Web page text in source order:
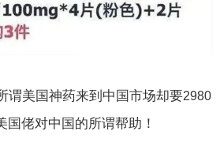
谓美国神药来到中国市场却要2980
国佬对中国的所谓帮助！